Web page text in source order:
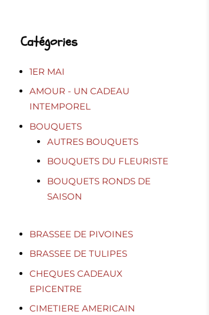
Catégories
1ER MAI
AMOUR - UN CADEAU
INTEMPOREL
BOUQUETS
AUTRES BOUQUETS
BOUQUETS DU FLEURISTE
BOUQUETS RONDS DE
SAISON
BRASSEE DE PIVOINES
BRASSEE DE TULIPES
CHEQUES CADEAUX
EPICENTRE
CIMETIERE AMERICAIN